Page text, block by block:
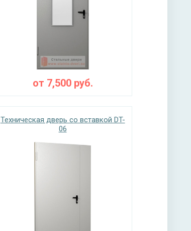
от 7,500руб.
Техническая дверь со вставкой DT-
06